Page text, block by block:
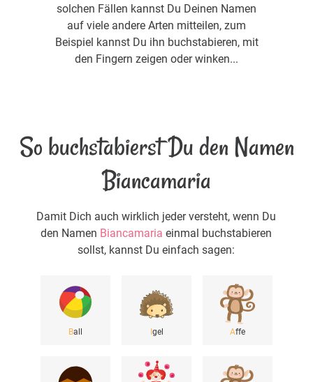
solchen Fällen kannst Du Deinen Namen
auf viele andere Arten mitteilen, zum
Beispiel kannst Du ihn buchstabieren, mit
den Fingern zeigen oder winken...
So buchstabierst Du den Namen
Biancamaria
Damit Dich auch wirklich jeder versteht, wenn Du
den Namen Biancamaria einmal buchstabieren
sollst, kannst Du einfach sagen:
Ball gel Affe